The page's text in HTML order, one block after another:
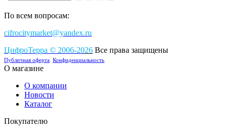
По всем вопросам:
cifrocitymarket@yandex.ru
ЦифроТерра © 2006-2026 Все права защищены
Публичная оферта Конфиденциальность
О магазине
О компании
Новости
Каталог
Покупателю